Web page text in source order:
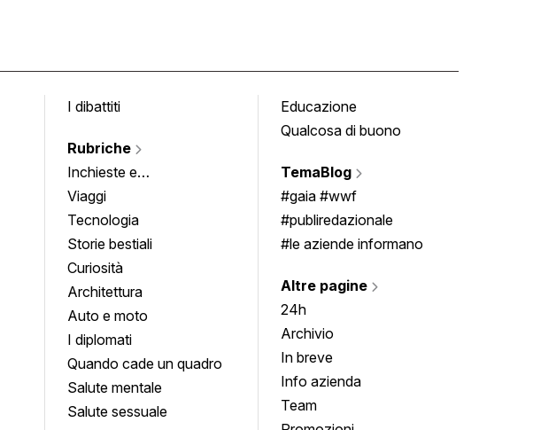
I dibattiti
Rubriche
Inchieste e
approfondimenti
Viaggi
Tecnologia
Storie bestiali
Curiosità
Architettura
Auto e moto
I diplomati
Quando cade un quadro
Salute mentale
Salute sessuale
Educazione
Qualcosa di buono
TemaBlog
#gaia #wwf
#publiredazionale
#le aziende informano
Altre pagine
24h
Archivio
In breve
Info azienda
Team